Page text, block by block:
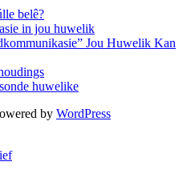
belê?
in jou huwelik
Jou Huwelik Kan
huwelike
by WordPress